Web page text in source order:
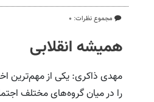
مجموع نظرات: ۰
همیشه انقلابی
مهدی ذاکری: یکی از مهم‌ترین
را در میان گروه‌های مختلف